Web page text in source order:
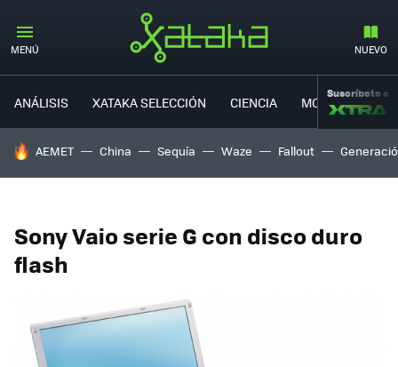
MENÚ NUEVO
ANÁLISIS XATAKA SELECCIÓN CIENCIA MOVILIDAD
Suscríbete a
HOY SE HABLA DE
AEMET China Sequía Waze Fallout
Sony Vaio serie G con disco duro
flash